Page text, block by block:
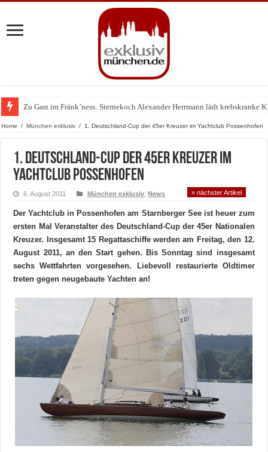
Zu Gast im Fränk’ness: Sternekoch Alexander Herrmann lädt krebskranke
Warum München gerade zum Treffpunkt der Lingerie-Branche wurde
Home / München exklusiv / 1. Deutschland-Cup der 45er Kreuzer im Yachtclub Possenhofen
1. Deutschland-Cup der 45er Kreuzer im
Yachtclub Possenhofen
6. August 2011 München exklusiv ,News » nächster Artikel
Der Yachtclub in Possenhofen am Starnberger See ist heuer zum
ersten Mal Veranstalter des Deutschland-Cup der 45er Nationalen
Kreuzer. Insgesamt 15 Regattaschiffe werden am Freitag, den 12.
August 2011, an den Start gehen. Bis Sonntag sind insgesamt
sechs Wettfahrten vorgesehen. Liebevoll restaurierte Oldtimer
treten gegen neugebaute Yachten an!